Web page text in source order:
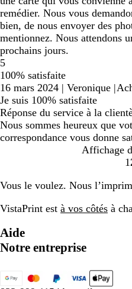
remédier. Nous vous
bien, de nous envoyer des
mentionnez. Nous attendons
prochains jours.
5
100% satisfaite
16 mars 2024 | Veronique |
Je suis 100% satisfaite
Réponse du service à la
Nous sommes heureux que
correspondance vous donne
Affichage
1
Vous le voulez. Nous
VistaPrint est à vos côtés à
Aide
Notre entreprise